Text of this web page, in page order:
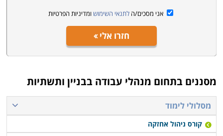
העובדים, חישוב כמויות, תחשיב ותמחיר, ניהול
אדמיניסטרטיבי ועיסקי, בנייה ירוקה, עבודה בגובה ויישומי
מחשב. בנוסף, כוללים הלימודים גם פרויקט גמר מעשי.
אני מסכים/ה לתנאי השימוש ומדיניות הפרטיות
חזרו אלי
מסננים בתחום מנהלי עבודה בבניין ותשתיות
מסלולי לימוד
קורס ניהול אחזקה